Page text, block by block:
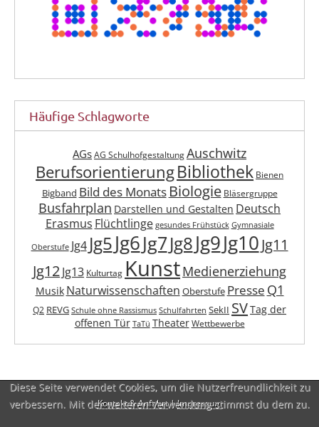
Häufige Schlagworte
AGs AG Schulhofgestaltung Auschwitz
BerufsorientierungBibliothek Bienen
Bigband Bild des Monats Biologie Bläsergruppe
Busfahrplan Darstellen und Gestalten Deutsch
Erasmus Flüchtlinge gesundes Frühstück Gymnasiale
Oberstufe Jg4 Jg5Jg6Jg7Jg8Jg9Jg10Jg11
Jg12Jg13 Kulturtag KunstMedienerziehung
Musik Naturwissenschaften Oberstufe Presse Q1
Q2 REVG Schule ohne Rassismus Schulfahrten SekII SVTag der
offenen Tür TaTü Theater Wettbewerbe
Kontakt & Anfahrt|Impressum
Diese Seite verwendet Cookies, um die Nutzerfreundlichkeit zu
verbessern. Mit der weiteren Verwendung stimmst du dem zu.